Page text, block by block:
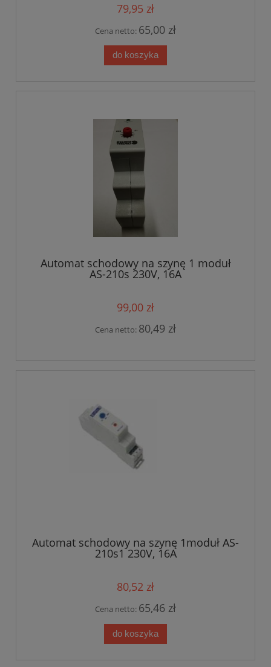
79,95 zł
Cena netto: 65,00 zł
do koszyka
Automat schodowy na szynę 1 moduł
AS-210s 230V, 16A
99,00 zł
Cena netto: 80,49 zł
Automat schodowy na szynę 1moduł AS-
210s1 230V, 16A
80,52 zł
Cena netto: 65,46 zł
do koszyka